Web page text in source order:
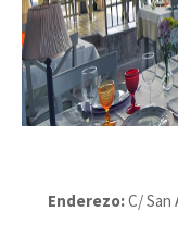
Enderezo:C/ San